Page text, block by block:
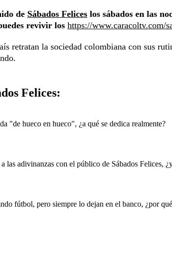
de Sábados Felices los sábados en las
revivir los https://www.caracoltv.com/
retratan la sociedad colombiana con sus
Felices:
"de hueco en hueco", ¿a qué se dedica realmente?
las adivinanzas con el público de Sábados Felices,
fútbol, pero siempre lo dejan en el banco, ¿por